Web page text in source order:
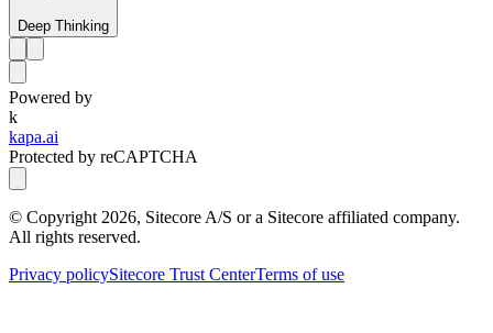
Deep Thinking
Powered by
k
kapa.ai
Protected by reCAPTCHA
© Copyright 2026, Sitecore A/S or a Sitecore affiliated company.
All rights reserved.
Privacy policySitecore Trust CenterTerms of use